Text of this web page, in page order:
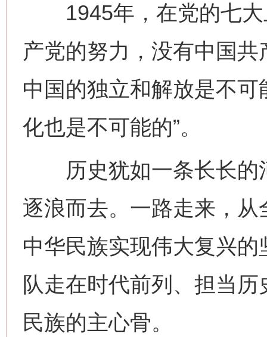
1945年，在党的七大
产党的努力，没有中国
中国的独立和解放是不
化也是不可能的”。
历史犹如一条长长的
逐浪而去。一路走来，
中华民族实现伟大复兴
队走在时代前列、担当
民族的主心骨。